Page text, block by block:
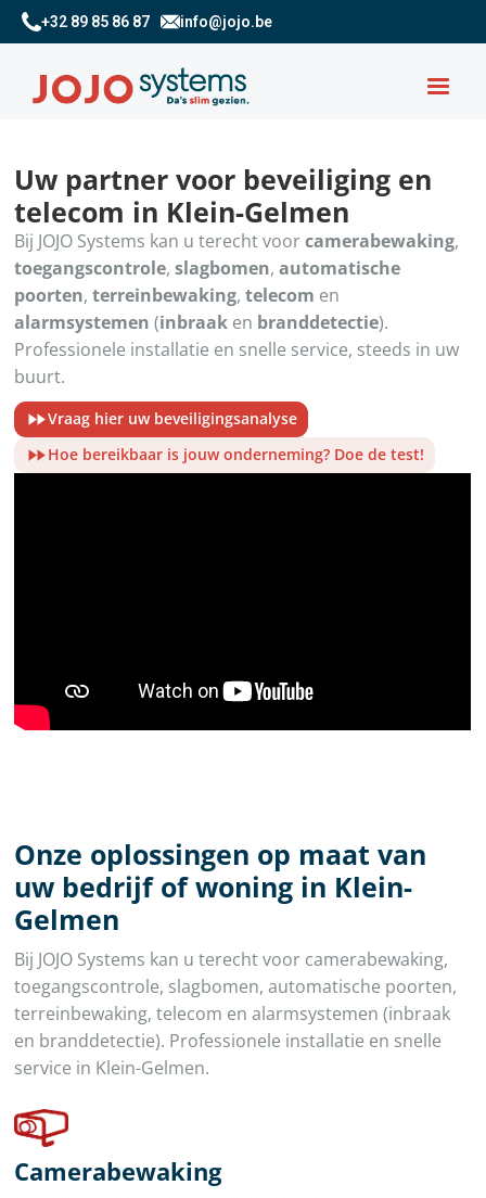
+32 89 85 86 87 info@jojo.be
Uw partner voor beveiliging en
telecom in Klein-Gelmen
Bij JOJO Systems kan u terecht voorcamerabewaking,
toegangscontrole,slagbomen,automatische
poorten,terreinbewaking,telecom en
alarmsystemen (inbraak en branddetectie).
Professionele installatie en snelle service, steeds in uw
buurt.
Vraag hier uw beveiligingsanalyse
Hoe bereikbaar is jouw onderneming? Doe de test!
Onze oplossingen op maat van
uw bedrijf of woning in Klein-
Gelmen
Bij JOJO Systems kan u terecht voor camerabewaking,
toegangscontrole, slagbomen, automatische poorten,
terreinbewaking, telecom en alarmsystemen (inbraak
en branddetectie). Professionele installatie en snelle
service in Klein-Gelmen.
Camerabewaking